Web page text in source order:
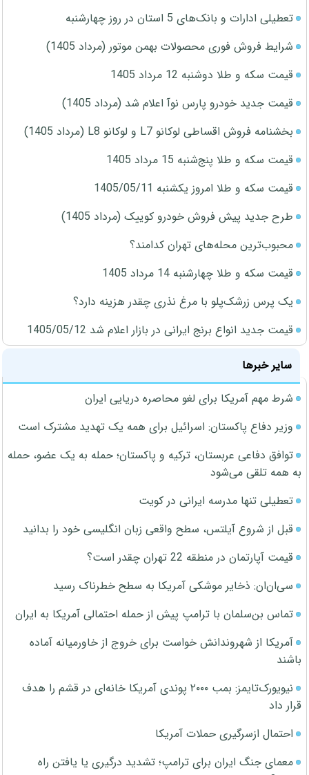
تعطیلی ادارات و بانک‌های 5 استان در روز چهارشنبه
شرایط فروش فوری محصولات بهمن موتور (مرداد 1405)
قیمت سکه و طلا دوشنبه 12 مرداد 1405
قیمت جدید خودرو پارس نوآ اعلام شد (مرداد 1405)
بخشنامه فروش اقساطی لوکانو L7 و لوکانو L8 (مرداد 1405)
قیمت سکه و طلا پنج‌شنبه 15 مرداد 1405
قیمت سکه و طلا امروز یکشنبه 1405/05/11
طرح جدید پیش فروش خودرو کوییک (مرداد 1405)
محبوب‌ترین محله‌های تهران کدامند؟
قیمت سکه و طلا چهارشنبه 14 مرداد 1405
یک پرس زرشک‌پلو با مرغ نذری چقدر هزینه دارد؟
قیمت جدید انواع برنج ایرانی در بازار اعلام شد 1405/05/12
سایر خبرها
شرط مهم آمریکا برای لغو محاصره دریایی ایران
وزیر دفاع پاکستان: اسرائیل برای همه یک تهدید مشترک است
توافق دفاعی عربستان، ترکیه و پاکستان؛ حمله به یک عضو، حمله
به همه تلقی می‌شود
تعطیلی تنها مدرسه ایرانی در کویت
قبل از شروع آیلتس، سطح واقعی زبان انگلیسی خود را بدانید
قیمت آپارتمان در منطقه 22 تهران چقدر است؟
سی‌ان‌ان: ذخایر موشکی آمریکا به سطح خطرناک رسید
تماس بن‌سلمان با ترامپ پیش از حمله احتمالی آمریکا به ایران
آمریکا از شهروندانش خواست برای خروج از خاورمیانه آماده
باشند
نیویورک‌تایمز: بمب ۲۰۰۰ پوندی آمریکا خانه‌ای در قشم را هدف
قرار داد
احتمال ازسرگیری حملات آمریکا
معمای جنگ ایران برای ترامپ؛ تشدید درگیری یا یافتن راه